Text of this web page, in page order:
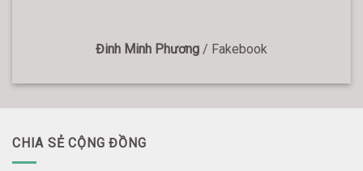
Đinh Minh Phương / Fakebook
CHIA SẺ CỘNG ĐỒNG